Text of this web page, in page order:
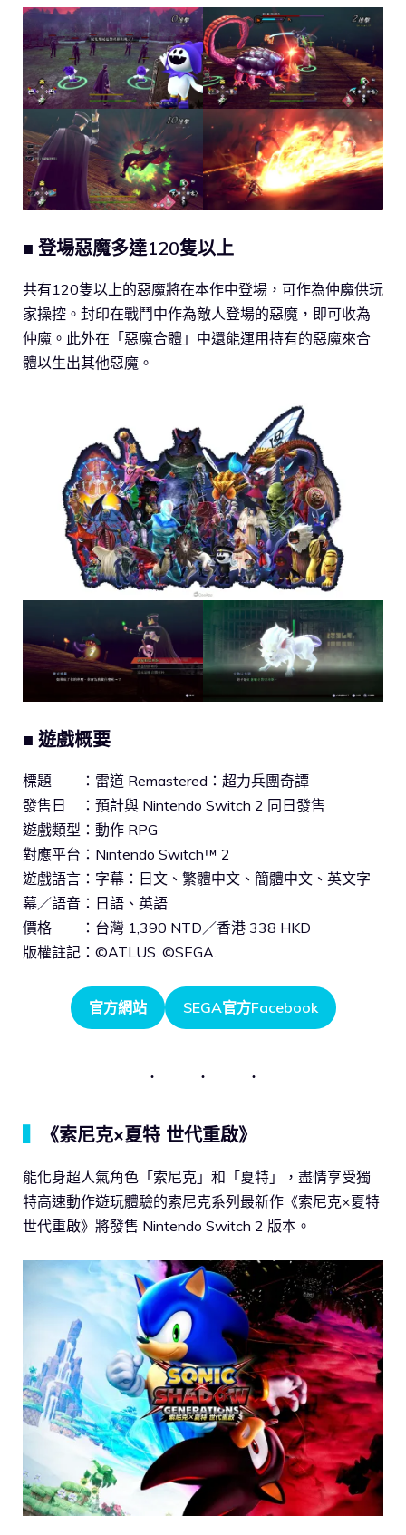
■ 登場惡魔多達120隻以上
共有120隻以上的惡魔將在本作中登場，可作為仲魔供玩
家操控。封印在戰鬥中作為敵人登場的惡魔，即可收為
仲魔。此外在「惡魔合體」中還能運用持有的惡魔來合
體以生出其他惡魔。
■ 遊戲概要
標題 ：雷道 Remastered：超力兵團奇譚
發售日 ：預計與 Nintendo Switch 2 同日發售
遊戲類型：動作 RPG
對應平台：Nintendo Switch™ 2
遊戲語言：字幕：日文、繁體中文、簡體中文、英文字
幕／語音：日語、英語
價格 ：台灣 1,390 NTD／香港 338 HKD
版權註記：©ATLUS. ©SEGA.
官方網站 SEGA官方Facebook
《索尼克×夏特 世代重啟》
能化身超人氣角色「索尼克」和「夏特」，盡情享受獨
特高速動作遊玩體驗的索尼克系列最新作《索尼克×夏特
世代重啟》將發售 Nintendo Switch 2 版本。